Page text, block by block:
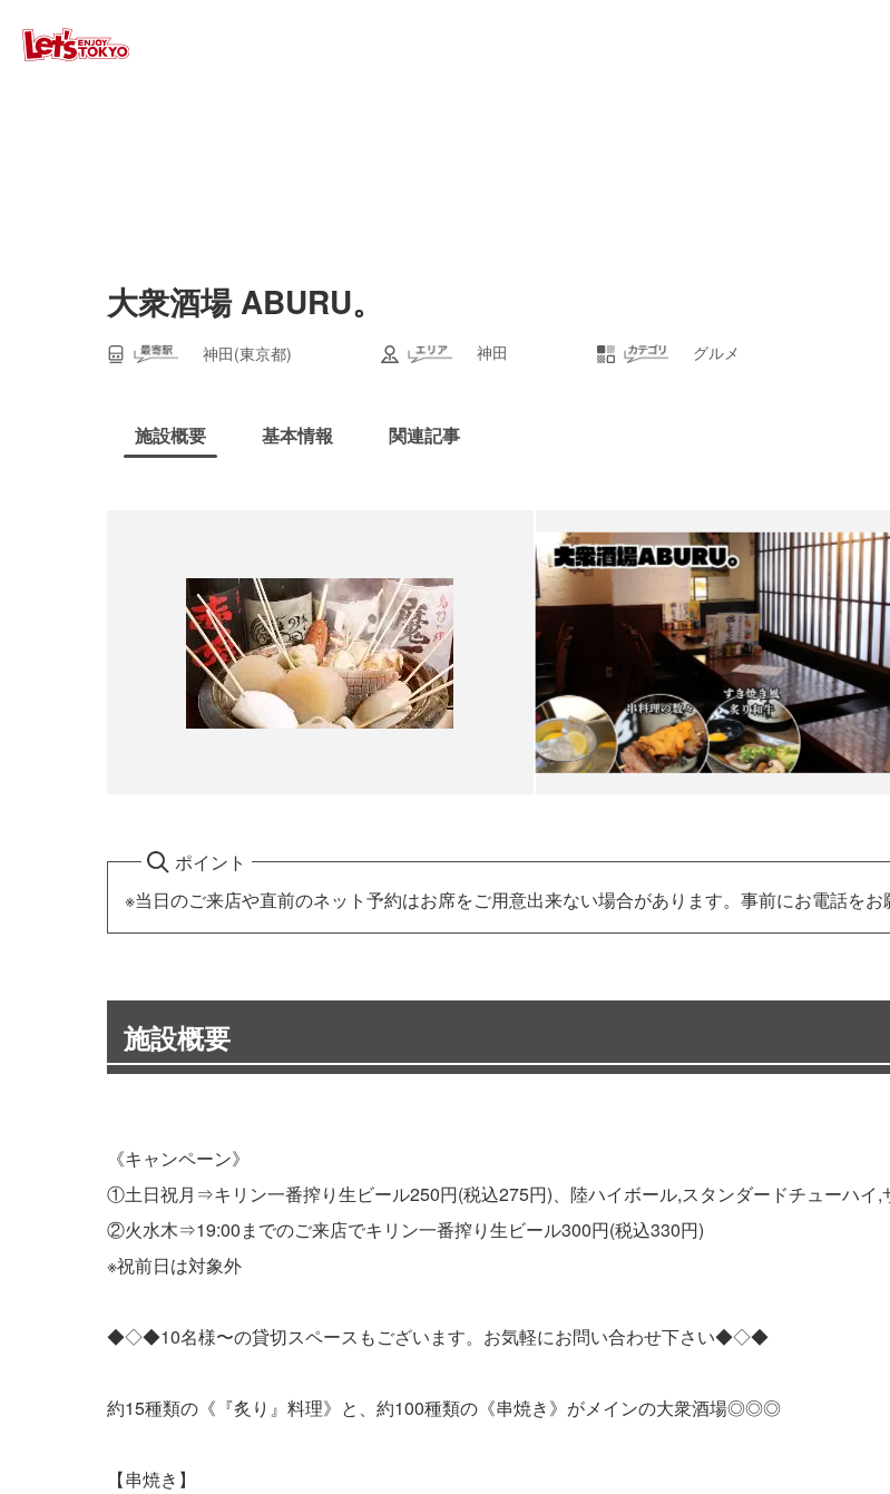
大衆酒場 ABURU。
神田(東京都) 神田 グルメ
施設概要 基本情報 関連記事
ポイント
※当日のご来店や直前のネット予約はお席をご用意出来ない場合があります。事前にお電話をお
施設概要
《キャンペーン》
①土日祝月⇒キリン一番搾り生ビール250円(税込275円)、陸ハイボール,スタンダードチューハイ
②火水木⇒19:00までのご来店でキリン一番搾り生ビール300円(税込330円)
※祝前日は対象外
◆◇◆10名様〜の貸切スペースもございます。お気軽にお問い合わせ下さい◆◇◆
約15種類の《『炙り』料理》と、約100種類の《串焼き》がメインの大衆酒場◎◎◎
【串焼き】